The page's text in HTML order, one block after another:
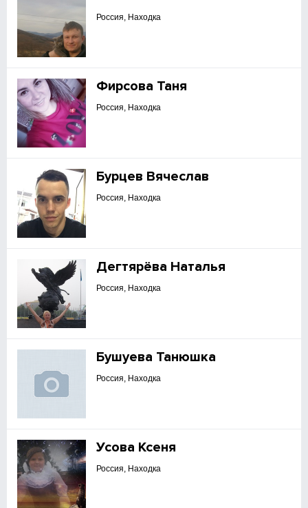
Россия, Находка
Фирсова Таня
Россия, Находка
Бурцев Вячеслав
Россия, Находка
Дегтярёва Наталья
Россия, Находка
Бушуева Танюшка
Россия, Находка
Усова Ксеня
Россия, Находка